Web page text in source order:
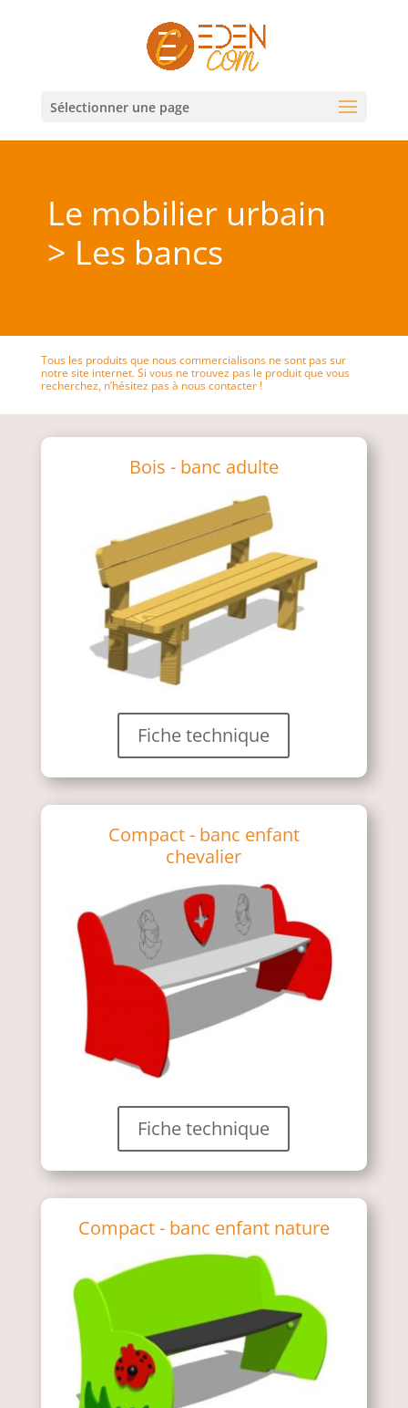
Sélectionner une page
Le mobilier urbain
> Les bancs
Tous les produits que nous commercialisons ne sont pas sur
notre site internet. Si vous ne trouvez pas le produit que vous
recherchez, n’hésitez pas à nous contacter !
Bois - banc adulte
Fiche technique
Compact - banc enfant
chevalier
Fiche technique
Compact - banc enfant nature